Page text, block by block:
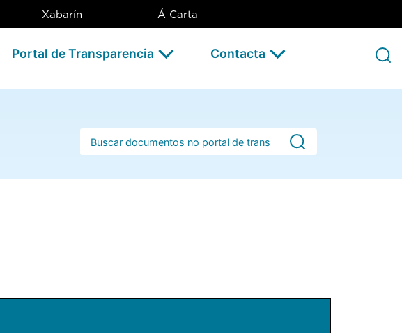
Xabarín Á Carta
Portal de Transparencia Contacta
Barra de busca